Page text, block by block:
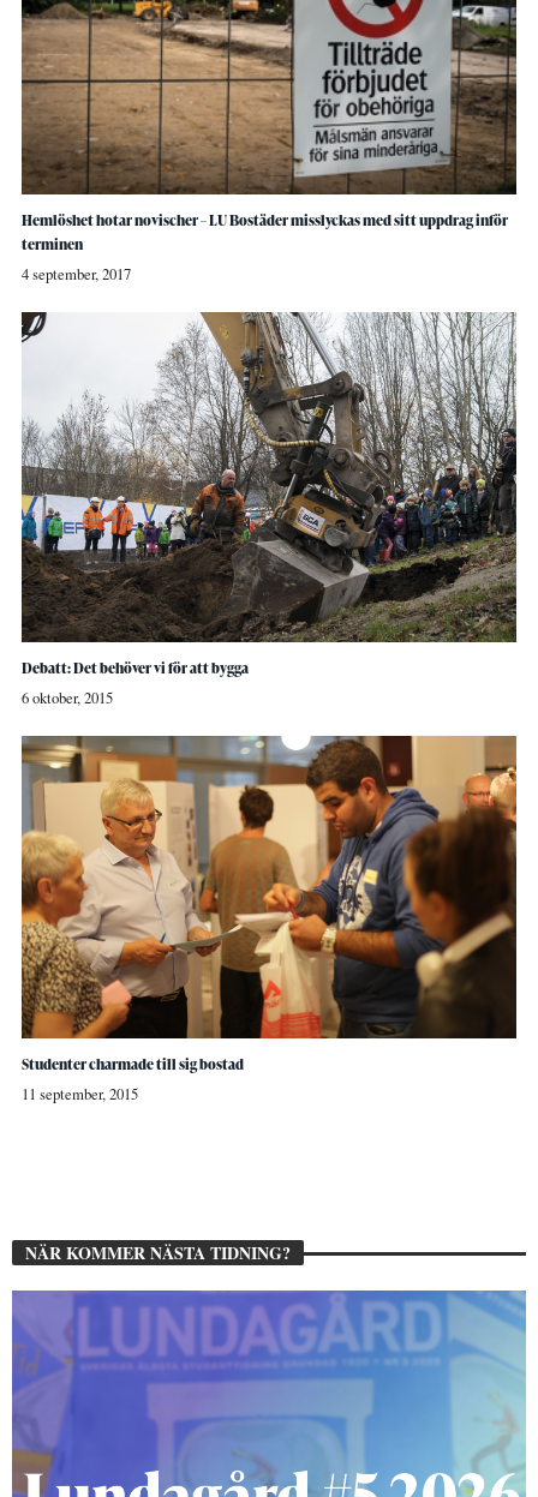
Hemlöshet hotar novischer – LU Bostäder misslyckas med sitt uppdrag inför
terminen
4 september, 2017
Debatt: Det behöver vi för att bygga
6 oktober, 2015
Studenter charmade till sig bostad
11 september, 2015
NÄR KOMMER NÄSTA TIDNING?